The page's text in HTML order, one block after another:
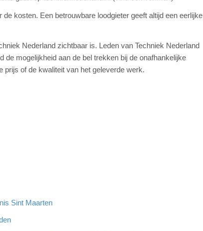
kosten. Een betrouwbare loodgieter geeft altijd een eerlijke
Nederland zichtbaar is. Leden van Techniek Nederland
de mogelijkheid aan de bel trekken bij de onafhankelijke
of de kwaliteit van het geleverde werk.
Sint Maarten